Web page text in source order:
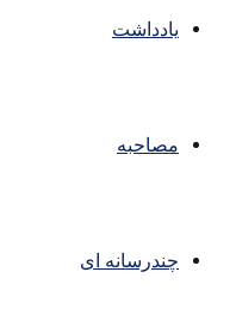
یادداشت
مصاحبه
چندرسانه ای